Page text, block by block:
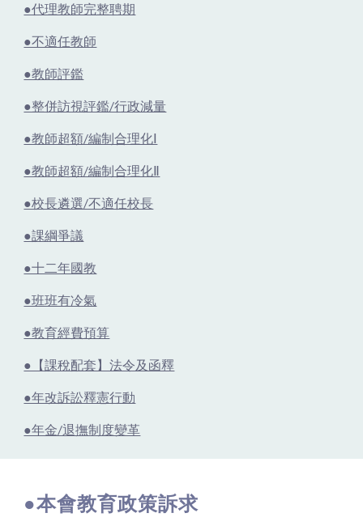
●代理教師完整聘期
●不適任教師
●教師評鑑
●整併訪視評鑑/行政減量
●教師超額/編制合理化Ⅰ
●教師超額/編制合理化Ⅱ
●校長遴選/不適任校長
●課綱爭議
●十二年國教
●班班有冷氣
●教育經費預算
●【課稅配套】法令及函釋
●年改訴訟釋憲行動
●年金/退撫制度變革
●本會教育政策訴求